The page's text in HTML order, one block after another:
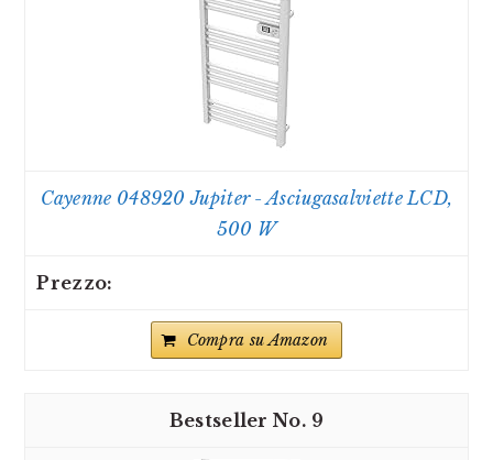
Cayenne ‎048920 Jupiter - Asciugasalviette LCD,
500 W
Compra su Amazon
9